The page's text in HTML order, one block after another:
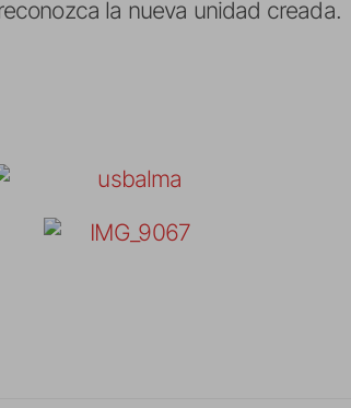
la nueva unidad creada.